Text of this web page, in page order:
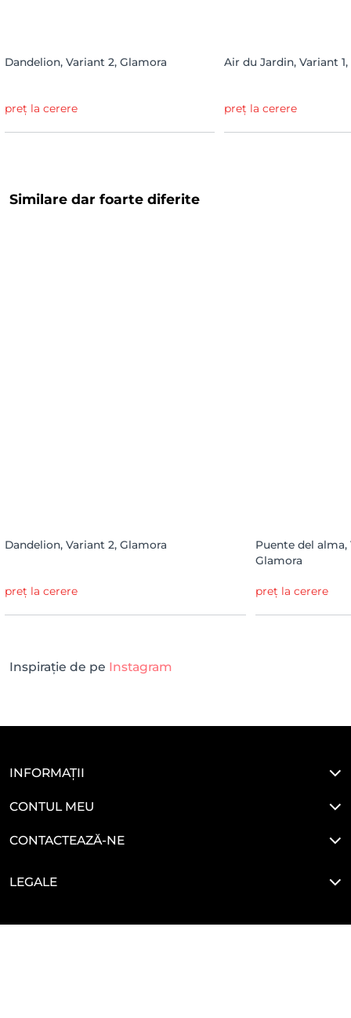
Dandelion, Variant 2, Glamora
preț la cerere
Air du Jardin, Variant
preț la cerere
Similare dar foarte diferite
Dandelion, Variant 2, Glamora
preț la cerere
Puente del alma,
Glamora
preț la cerere
Inspirație de pe Instagram
INFORMAȚII
CONTUL MEU
CONTACTEAZĂ-NE
LEGALE